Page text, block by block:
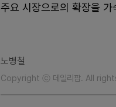
주요 시장으로의 확장을
노병철
Copyright ⓒ 데일리팜. All